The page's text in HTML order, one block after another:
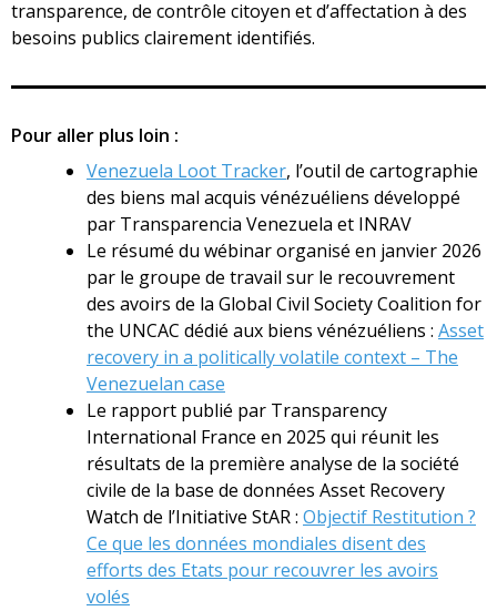
transparence, de contrôle citoyen et d’affectation à des
besoins publics clairement identifiés.
Pour aller plus loin :
Venezuela Loot Tracker, l’outil de cartographie
des biens mal acquis vénézuéliens développé
par Transparencia Venezuela et INRAV
Le résumé du wébinar organisé en janvier 2026
par le groupe de travail sur le recouvrement
des avoirs de la Global Civil Society Coalition for
the UNCAC dédié aux biens vénézuéliens : Asset
recovery in a politically volatile context – The
Venezuelan case
Le rapport publié par Transparency
International France en 2025 qui réunit les
résultats de la première analyse de la société
civile de la base de données Asset Recovery
Watch de l’Initiative StAR : Objectif Restitution ?
Ce que les données mondiales disent des
efforts des Etats pour recouvrer les avoirs
volés